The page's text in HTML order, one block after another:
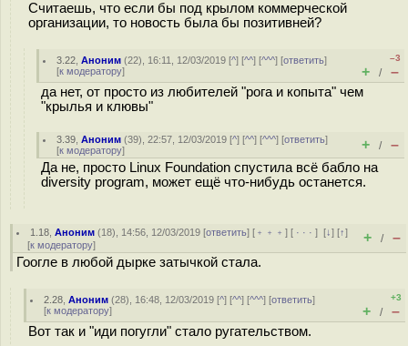
Считаешь, что если бы под крылом коммерческой
организации, то новость была бы позитивней?
3.22 ,Аноним (22), 16:11, 12/03/2019 [^] [^^] [^^^] [ответить]
[к модератору]
–3
+ / –
да нет, от просто из любителей "рога и копыта" чем
"крылья и клювы"
3.39 ,Аноним (39), 22:57, 12/03/2019 [^] [^^] [^^^] [ответить]
[к модератору] + / –
Да не, просто Linux Foundation спустила всё бабло на
diversity program, может ещё что-нибудь останется.
1.18 ,Аноним (18), 14:56, 12/03/2019 [ответить] [ ﹢﹢﹢] [ · · ·][↓] [↑]
[к модератору] + / –
Гоогле в любой дырке затычкой стала.
2.28 ,Аноним (28), 16:48, 12/03/2019 [^] [^^] [^^^] [ответить]
[к модератору]
+3
+ / –
Вот так и "иди погугли" стало ругательством.